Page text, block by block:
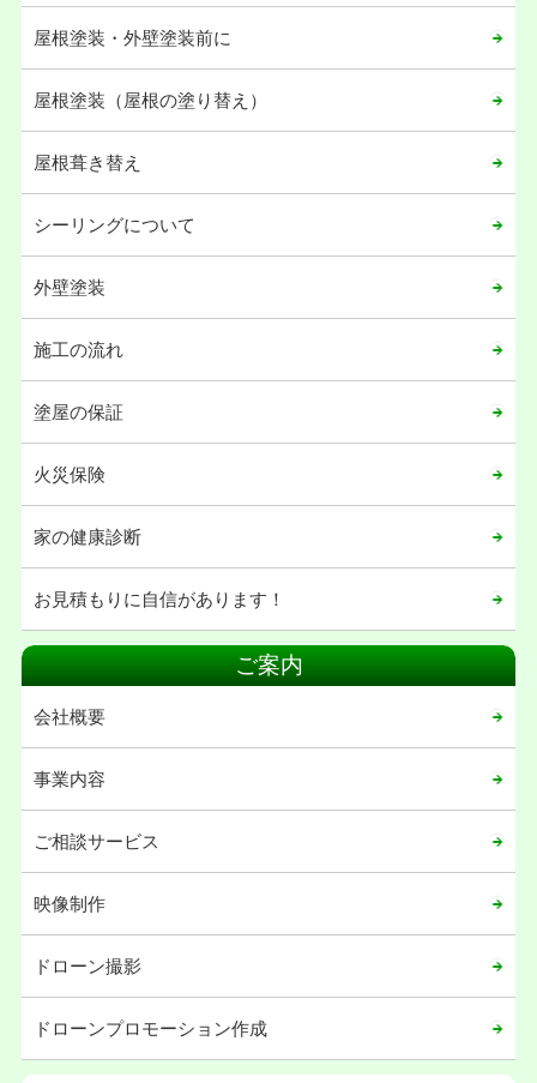
2023年05月
2023年02月
2022年12月
2022年05月
2021年10月
2021年04月
2021年02月
2021年01月
2020年12月
2020年11月
2020年08月
2020年05月
2020年04月
2020年03月
2020年02月
2020年01月
2019年12月
2019年11月
2019年02月
屋根塗装・外壁塗装前に
屋根塗装（屋根の塗り替え）
屋根葺き替え
シーリングについて
外壁塗装
施工の流れ
塗屋の保証
火災保険
家の健康診断
お見積もりに自信があります！
ご案内
会社概要
事業内容
ご相談サービス
映像制作
ドローン撮影
ドローンプロモーション作成